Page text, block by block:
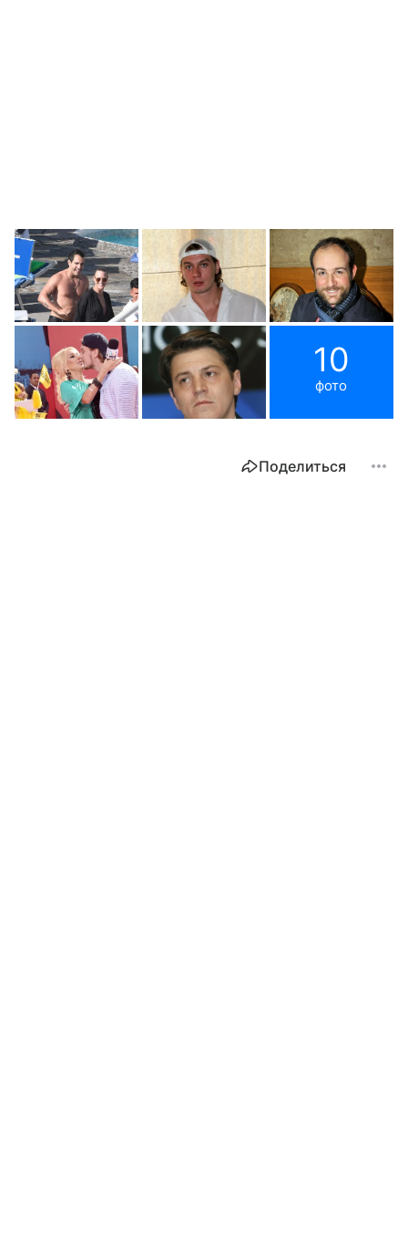
10
фото
Поделиться